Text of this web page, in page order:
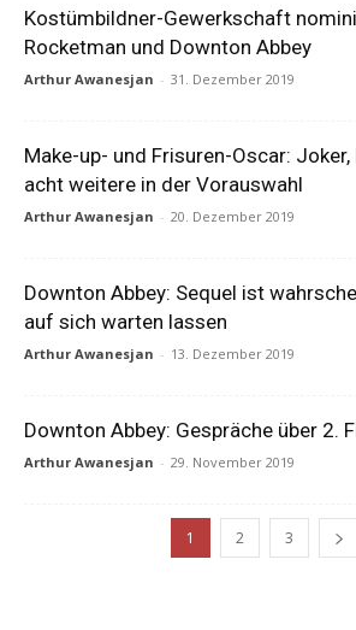
Kostümbildner-Gewerkschaft
Rocketman und Downton Abbey
Arthur Awanesjan - 31. Dezember 2019
Make-up- und Frisuren-Oscar:
acht weitere in der Vorauswahl
Arthur Awanesjan - 20. Dezember 2019
Downton Abbey: Sequel ist
auf sich warten lassen
Arthur Awanesjan - 13. Dezember 2019
Downton Abbey: Gespräche über 2.
Arthur Awanesjan - 29. November 2019
1 2 3